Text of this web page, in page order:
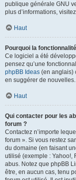
publique générale GNU
plus d’informations,
Haut
Pourquoi la
Ce logiciel a été
pensez qu’une
phpBB Ideas (en anglais)
en suggérer de nouvelles.
Haut
Qui contacter pour les
forum ?
Contactez n’importe
forum ». Si vous restez
du domaine (en faisant
utilisé (exemple : Yahoo!,
abus. Notez que phpBB
être, en aucun cas, tenu